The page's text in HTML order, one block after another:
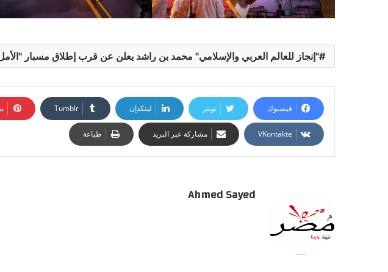
"إنجاز للعالم العربي والإسلامي" محمد بن راشد يعلن عن قرب إطلاق مسبار
فيسبوك تويتر لينكدإن
مشاركة عبر البريد طباعة
Ahmed Sayed